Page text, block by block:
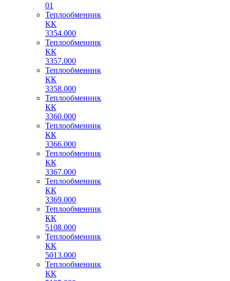
01
Теплообменник
КК
3354.000
Теплообменник
КК
3357.000
Теплообменник
КК
3358.000
Теплообменник
КК
3360.000
Теплообменник
КК
3366.000
Теплообменник
КК
3367.000
Теплообменник
КК
3369.000
Теплообменник
КК
5108.000
Теплообменник
КК
5013.000
Теплообменник
КК